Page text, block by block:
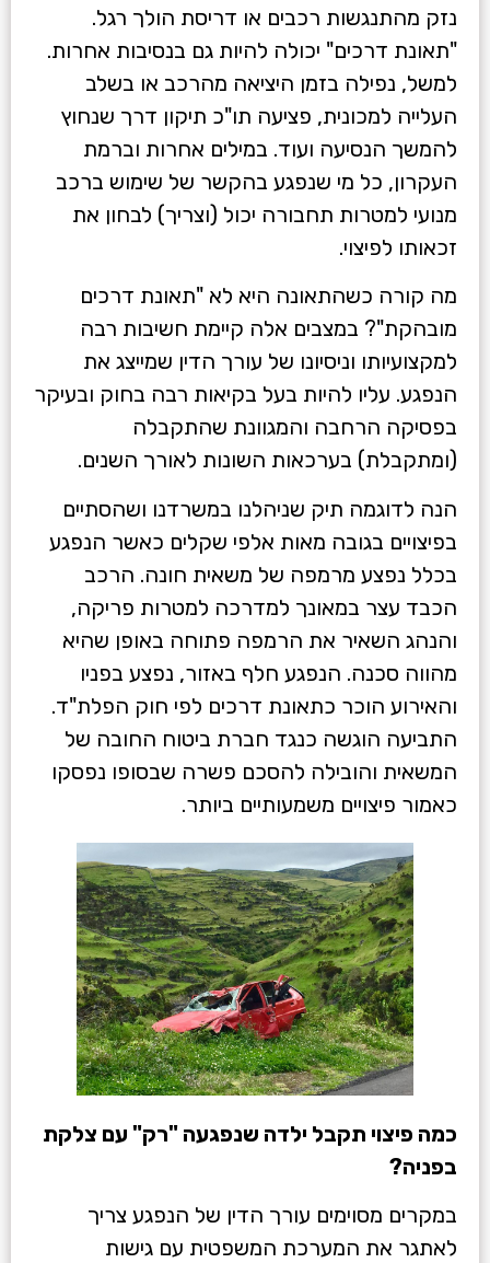
נזק מהתנגשות רכבים או דריסת הולך רגל.
"תאונת דרכים" יכולה להיות גם בנסיבות אחרות.
למשל, נפילה בזמן היציאה מהרכב או בשלב
העלייה למכונית, פציעה תו"כ תיקון דרך שנחוץ
להמשך הנסיעה ועוד. במילים אחרות וברמת
העקרון, כל מי שנפגע בהקשר של שימוש ברכב
מנועי למטרות תחבורה יכול (וצריך) לבחון את
זכאותו לפיצוי.
מה קורה כשהתאונה היא לא "תאונת דרכים
מובהקת"? במצבים אלה קיימת חשיבות רבה
למקצועיותו וניסיונו של עורך הדין שמייצג את
הנפגע. עליו להיות בעל בקיאות רבה בחוק ובעיקר
בפסיקה הרחבה והמגוונת שהתקבלה
(ומתקבלת) בערכאות השונות לאורך השנים.
הנה לדוגמה תיק שניהלנו במשרדנו ושהסתיים
בפיצויים בגובה מאות אלפי שקלים כאשר הנפגע
בכלל נפצע מרמפה של משאית חונה. הרכב
הכבד עצר במאונך למדרכה למטרות פריקה,
והנהג השאיר את הרמפה פתוחה באופן שהיא
מהווה סכנה. הנפגע חלף באזור, נפצע בפניו
והאירוע הוכר כתאונת דרכים לפי חוק הפלת"ד.
התביעה הוגשה כנגד חברת ביטוח החובה של
המשאית והובילה להסכם פשרה שבסופו נפסקו
כאמור פיצויים משמעותיים ביותר.
כמה פיצוי תקבל ילדה שנפגעה "רק" עם צלקת
בפניה?
במקרים מסוימים עורך הדין של הנפגע צריך
לאתגר את המערכת המשפטית עם גישות